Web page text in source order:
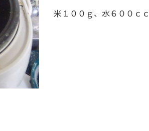
米１００ｇ、水６００ｃ